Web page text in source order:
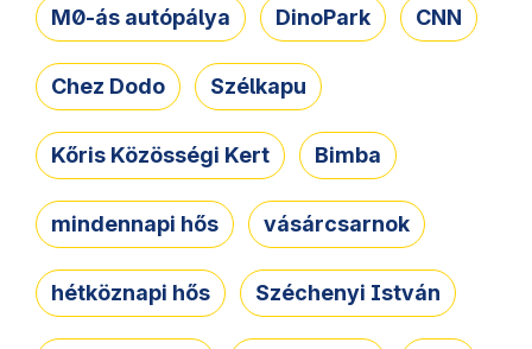
M0-ás autópálya DinoPark CNN
Chez Dodo Szélkapu
Kőris Közösségi Kert Bimba
mindennapi hős vásárcsarnok
hétköznapi hős Széchenyi István